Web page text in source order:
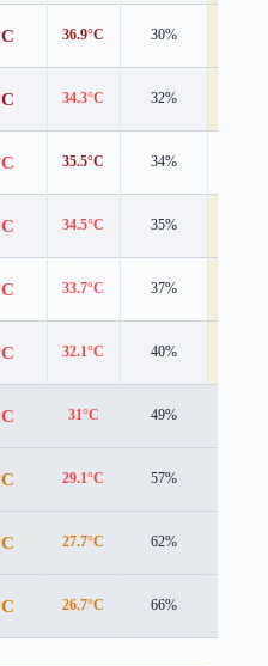
36.9°C 30%
34.3°C 32%
35.5°C 34%
34.5°C 35%
33.7°C 37%
32.1°C 40%
31°C 49%
29.1°C 57%
27.7°C 62%
26.7°C 66%